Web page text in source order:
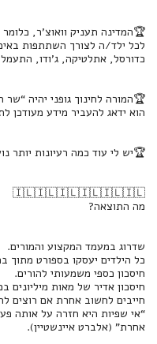
לכל ילד/ה לצורך השתתפות
כדורסל, אתלטיקה, ג’ודו,
🏆המורה לחינוך גופני יהיה
הוא ידאג להעביר מידע מעודכן
🏆יש לי עוד כמה רעיונות יותר
🇮🇱🇮🇱🇮🇱🇮🇱🇮🇱🇮🇱
מה התוצאה?
שדרוג במעמד המקצוע והמורים.
כל הילדים יעסקו בספורט מתוך
חיסכון כספי משמעותי להורים.
חיסכון אדיר של מאות מיליונים
חייבים לחשוב אחרת אם רוצים
“אי שפיות היא חזרה על אותה
אחרת” (אלברט איינשטיין).